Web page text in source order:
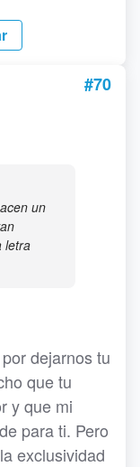
#70
un
letra
dejarnos tu
que tu
y que mi
para ti. Pero
exclusividad